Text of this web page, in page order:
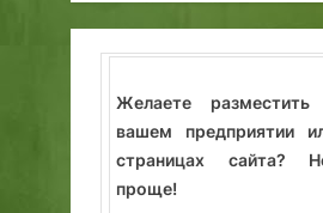
Желаете
вашем предприятии
страницах сайта?
проще!